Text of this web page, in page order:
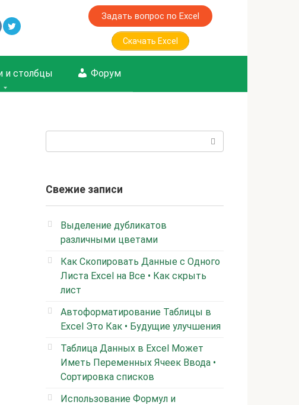
Задать вопрос по Excel
Скачать Excel
и столбцы Форум
Свежие записи
Выделение дубликатов
различными цветами
Как Скопировать Данные с Одного
Листа Excel на Все • Как скрыть
лист
Автоформатирование Таблицы в
Excel Это Как • Будущие улучшения
Таблица Данных в Excel Может
Иметь Переменных Ячеек Ввода •
Сортировка списков
Использование Формул и